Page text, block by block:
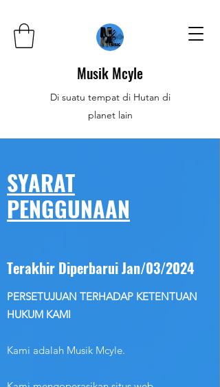
Musik Mcyle
Di suatu tempat di Hutan di
planet lain
SYARAT
PENGGUNAAN
Terakhir Diperbarui Jan/03/2024
PERSETUJUAN TERHADAP KETENTUAN
HUKUM KAMI
Kami adalah Musik Mcyle.